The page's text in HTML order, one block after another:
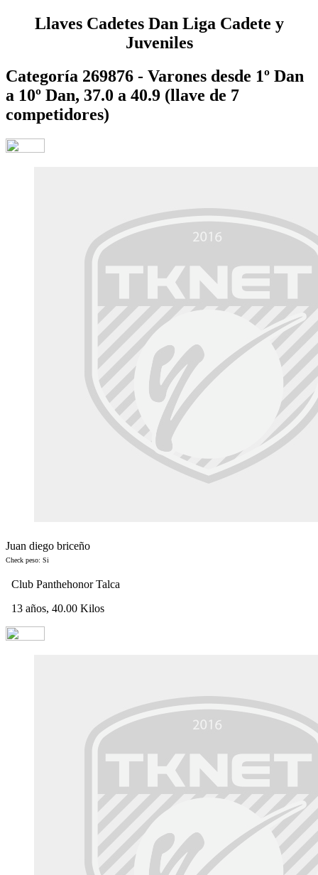
Llaves Cadetes Dan Liga Cadete y
Juveniles
Categoría 269876 - Varones desde 1º Dan
a 10º Dan, 37.0 a 40.9 (llave de 7
competidores)
Juan diego briceño
Check peso: Si
Club Panthehonor Talca
13 años, 40.00 Kilos